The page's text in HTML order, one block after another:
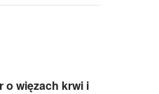
o więzach krwi i